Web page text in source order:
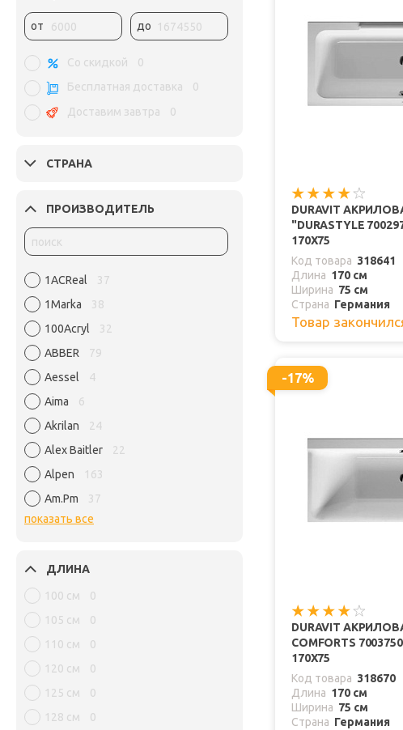
от до
Со скидкой
0
Бесплатная доставка
0
Доставим завтра
0
СТРАНА
ПРОИЗВОДИТЕЛЬ
1ACReal
37
1Marka
38
100Acryl
32
ABBER
79
Aessel
4
Aima
6
Akrilan
24
Alex Baitler
22
Alpen
163
Am.Pm
37
показать все
ДЛИНА
100 см
0
105 см
0
110 см
0
120 см
0
125 см
0
128 см
0
DURAVIT
"DURASTYLE
170Х75
Код товара 318641
Длина 170 см
Ширина 75 см
Страна Германия
Товар
-17%
DURAVIT
COMFORTS
170Х75
Код товара 318670
Длина 170 см
Ширина 75 см
Страна Германия